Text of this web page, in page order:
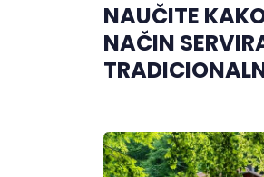
NAUČITE
NAČIN